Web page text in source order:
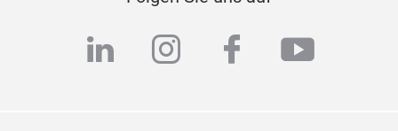
linkedininstagram
facebook